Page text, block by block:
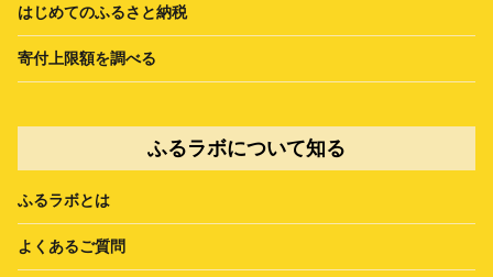
はじめてのふるさと納税
寄付上限額を調べる
ふるラボについて知る
ふるラボとは
よくあるご質問